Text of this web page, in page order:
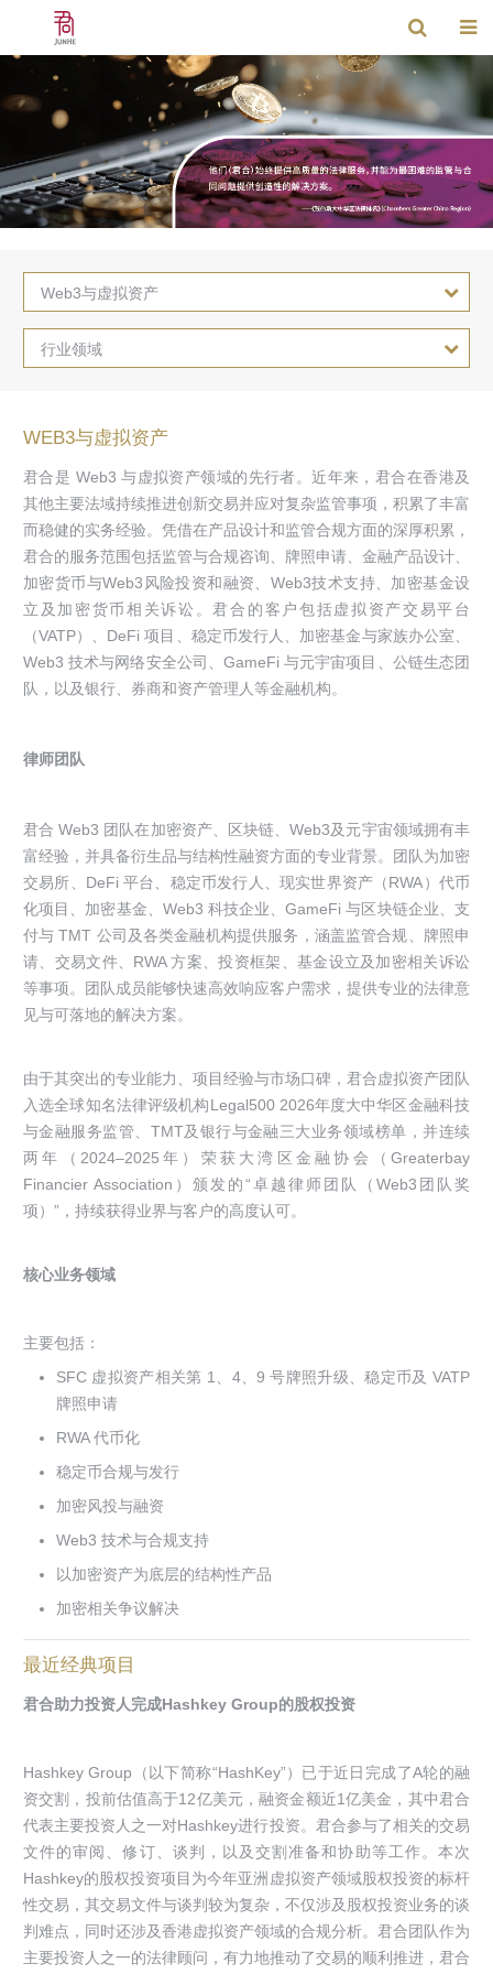
Web3与虚拟资产
行业领域
WEB3与虚拟资产
君合是 Web3 与虚拟资产领域的先行者。近年来，君合在香港及
其他主要法域持续推进创新交易并应对复杂监管事项，积累了丰富
而稳健的实务经验。凭借在产品设计和监管合规方面的深厚积累，
君合的服务范围包括监管与合规咨询、牌照申请、金融产品设计、
加密货币与Web3风险投资和融资、Web3技术支持、加密基金设
立及加密货币相关诉讼。君合的客户包括虚拟资产交易平台
（VATP）、DeFi 项目、稳定币发行人、加密基金与家族办公室、
Web3 技术与网络安全公司、GameFi 与元宇宙项目、公链生态团
队，以及银行、券商和资产管理人等金融机构。
律师团队
君合 Web3 团队在加密资产、区块链、Web3及元宇宙领域拥有丰
富经验，并具备衍生品与结构性融资方面的专业背景。团队为加密
交易所、DeFi 平台、稳定币发行人、现实世界资产（RWA）代币
化项目、加密基金、Web3 科技企业、GameFi 与区块链企业、支
付与 TMT 公司及各类金融机构提供服务，涵盖监管合规、牌照申
请、交易文件、RWA 方案、投资框架、基金设立及加密相关诉讼
等事项。团队成员能够快速高效响应客户需求，提供专业的法律意
见与可落地的解决方案。
由于其突出的专业能力、项目经验与市场口碑，君合虚拟资产团队
入选全球知名法律评级机构Legal500 2026年度大中华区金融科技
与金融服务监管、TMT及银行与金融三大业务领域榜单，并连续
两年（2024–2025年）荣获大湾区金融协会（Greaterbay
Financier Association）颁发的“卓越律师团队（Web3团队奖
项）”，持续获得业界与客户的高度认可。
核心业务领域
主要包括：
SFC 虚拟资产相关第 1、4、9 号牌照升级、稳定币及 VATP
牌照申请
RWA 代币化
稳定币合规与发行
加密风投与融资
Web3 技术与合规支持
以加密资产为底层的结构性产品
加密相关争议解决
最近经典项目
君合助力投资人完成Hashkey Group的股权投资
Hashkey Group（以下简称“HashKey”）已于近日完成了A轮的融
资交割，投前估值高于12亿美元，融资金额近1亿美金，其中君合
代表主要投资人之一对Hashkey进行投资。君合参与了相关的交易
文件的审阅、修订、谈判，以及交割准备和协助等工作。本次
Hashkey的股权投资项目为今年亚洲虚拟资产领域股权投资的标杆
性交易，其交易文件与谈判较为复杂，不仅涉及股权投资业务的谈
判难点，同时还涉及香港虚拟资产领域的合规分析。君合团队作为
主要投资人之一的法律顾问，有力地推动了交易的顺利推进，君合